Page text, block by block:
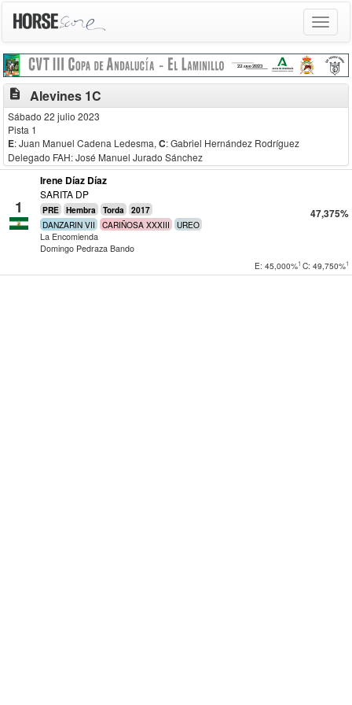
Toggle
description Alevines 1C
Sábado 22 julio 2023
Pista 1
E: Juan Manuel Cadena Ledesma, C: Gabriel Hernández Rodríguez
Delegado FAH: José Manuel Jurado Sánchez
1
Irene Díaz Díaz
SARITA DP
PRE Hembra Torda 2017
DANZARIN VII CARIÑOSA XXXIII
UREO
La Encomienda
Domingo Pedraza Bando
47,375%
E: 45,000%1 C: 49,750%1